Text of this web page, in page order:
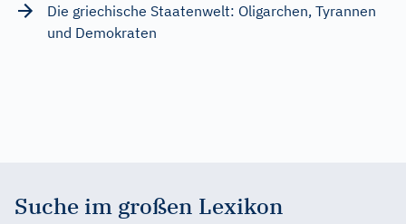
Die griechische Staatenwelt: Oligarchen, Tyrannen
und Demokraten
Suche im großen Lexikon